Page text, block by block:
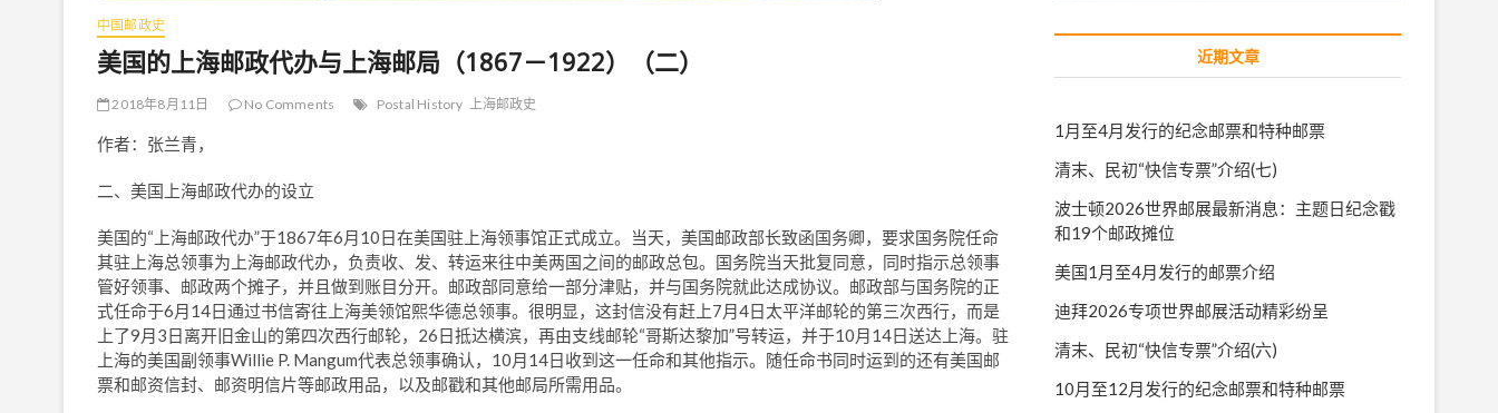
中国邮政史
美国的上海邮政代办与上海邮局（1867－1922）（二）
2018年8月11日 No Comments Postal History 上海邮政史
作者：张兰青，
二、美国上海邮政代办的设立
美国的“上海邮政代办”于1867年6月10日在美国驻上海领事馆正式成立。当天，美国邮政部长致函国务卿，要求国务院任命
其驻上海总领事为上海邮政代办，负责收、发、转运来往中美两国之间的邮政总包。国务院当天批复同意，同时指示总领事
管好领事、邮政两个摊子，并且做到账目分开。邮政部同意给一部分津贴，并与国务院就此达成协议。邮政部与国务院的正
式任命于6月14日通过书信寄往上海美领馆熙华德总领事。很明显，这封信没有赶上7月4日太平洋邮轮的第三次西行，而是
上了9月3日离开旧金山的第四次西行邮轮，26日抵达横滨，再由支线邮轮“哥斯达黎加”号转运，并于10月14日送达上海。驻
上海的美国副领事Willie P. Mangum代表总领事确认，10月14日收到这一任命和其他指示。随任命书同时运到的还有美国邮
票和邮资信封、邮资明信片等邮政用品，以及邮戳和其他邮局所需用品。
近期文章
1月至4月发行的纪念邮票和特种邮票
清末、民初“快信专票”介绍(七)
波士顿2026世界邮展最新消息：主题日纪念戳
和19个邮政摊位
美国1月至4月发行的邮票介绍
迪拜2026专项世界邮展活动精彩纷呈
清末、民初“快信专票”介绍(六)
10月至12月发行的纪念邮票和特种邮票